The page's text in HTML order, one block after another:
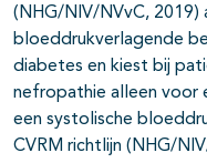
(NHG/NIV/NVvC,
bloeddrukverlagende
diabetes en kiest bij
nefropathie alleen voor
een systolische
CVRM richtlijn (NHG/